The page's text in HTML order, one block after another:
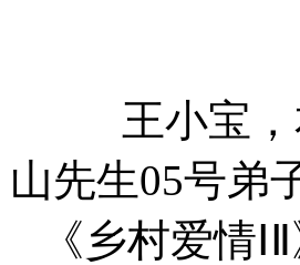
王小宝，本
山先生05号弟
《乡村爱情